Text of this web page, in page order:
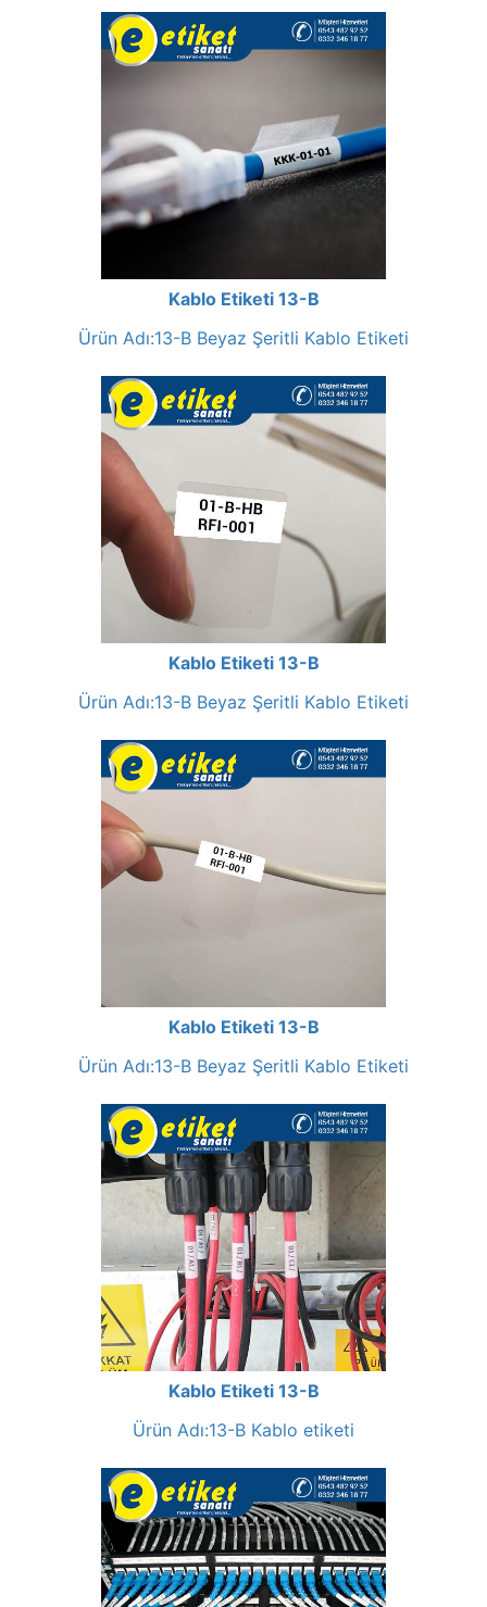
Kablo Etiketi 13-B
Ürün Adı:13-B Beyaz Şeritli Kablo Etiketi
Kablo Etiketi 13-B
Ürün Adı:13-B Beyaz Şeritli Kablo Etiketi
Kablo Etiketi 13-B
Ürün Adı:13-B Beyaz Şeritli Kablo Etiketi
Kablo Etiketi 13-B
Ürün Adı:13-B Kablo etiketi